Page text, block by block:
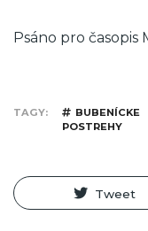
Psáno pro časopis
TAGY
BUBENÍCKE
POSTREHY
Tweet